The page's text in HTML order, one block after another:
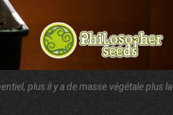
plus il y a de masse végétale plus la